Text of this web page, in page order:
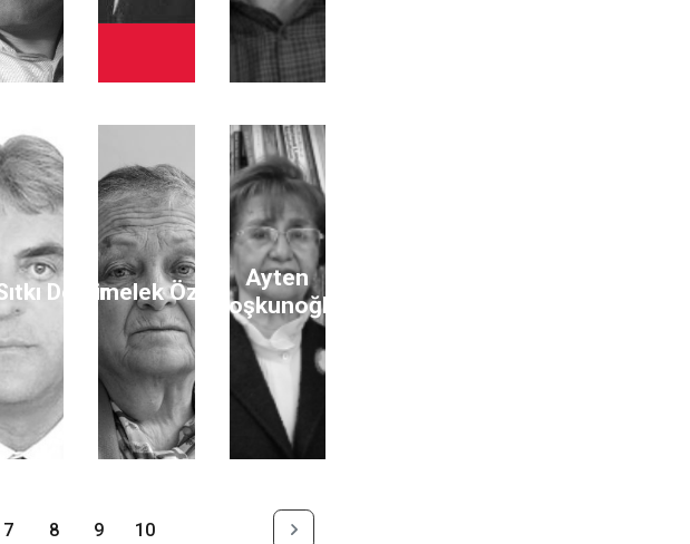
DemirAymelek Özer
Ayten
Coşkunoğlu
7 8 9 10